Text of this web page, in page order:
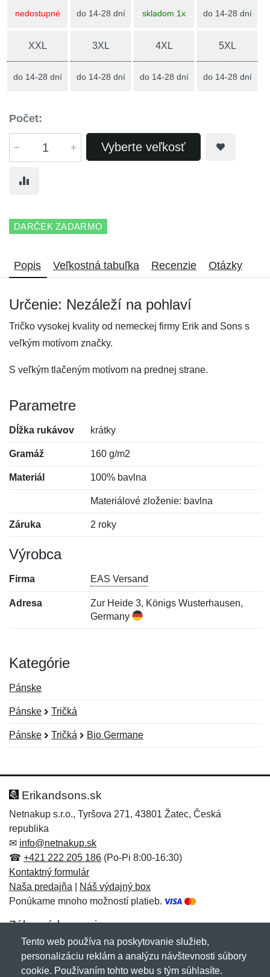
nedostupné do 14-28 dní skladom 1x do 14-28 dní
XXL
do 14-28 dní
3XL
do 14-28 dní
4XL
do 14-28 dní
5XL
do 14-28 dní
Počet:
Vyberte veľkosť
DARČEK ZADARMO
Popis Veľkostná tabuľka Recenzie Otázky
Určenie: Nezáleží na pohlaví
Tričko vysokej kvality od nemeckej firmy Erik and Sons s
veľkým motívom značky.
S veľkým tlačeným motívom na prednej strane.
Parametre
Dĺžka rukávov krátky
Gramáž 160 g/m2
Materiál 100% bavlna
Materiálové zloženie: bavlna
Záruka 2 roky
Výrobca
Firma EAS Versand
Adresa
Zur Heide 3, Königs Wusterhausen,
Germany
Kategórie
Pánske
Pánske Tričká
Pánske Tričká Bio Germane
Hodnotenie:
Meno:*
E-mail:
Správa*
Meno:
E-mail:*
Správa*
Erikandsons.sk
Netnakup s.r.o., Tyršova 271, 43801 Žatec, Česká
republika
✉ info@netnakup.sk
☎ +421 222 205 186 (Po-Pi 8:00-16:30)
Kontaktný formulár
Naša predajňa
Náš výdajný box
Ponúkame mnoho možností platieb.
Zákaznícky servis
Novinky emailom
Tento web používa na poskytovanie služieb,
personalizáciu reklám a analýzu návštevnosti súbory
cookie. Používaním tohto webu s tým súhlasíte.